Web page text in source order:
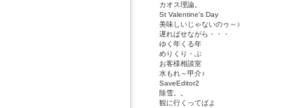
カオス理論。
St Valentine's Day
美味しいじゃないのゥ～♪
遅ればせながら・・・
ゆく年くる年
めりくり・ぶ
お客様相談室
水もれ～甲介♪
SaveEditor2
除雪。。
観に行くってばよ